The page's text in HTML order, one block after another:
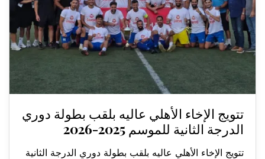
تتويج الإخاء الأهلي عاليه بلقب بطولة دوري
الدرجة الثانية للموسم 2025-2026
تتويج الإخاء الأهلي عاليه بلقب بطولة دوري الدرجة الثانية